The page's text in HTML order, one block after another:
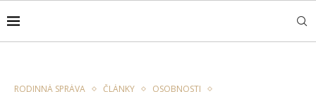
RODINNÁ SPRÁVA ČLÁNKY
OSOBNOSTI